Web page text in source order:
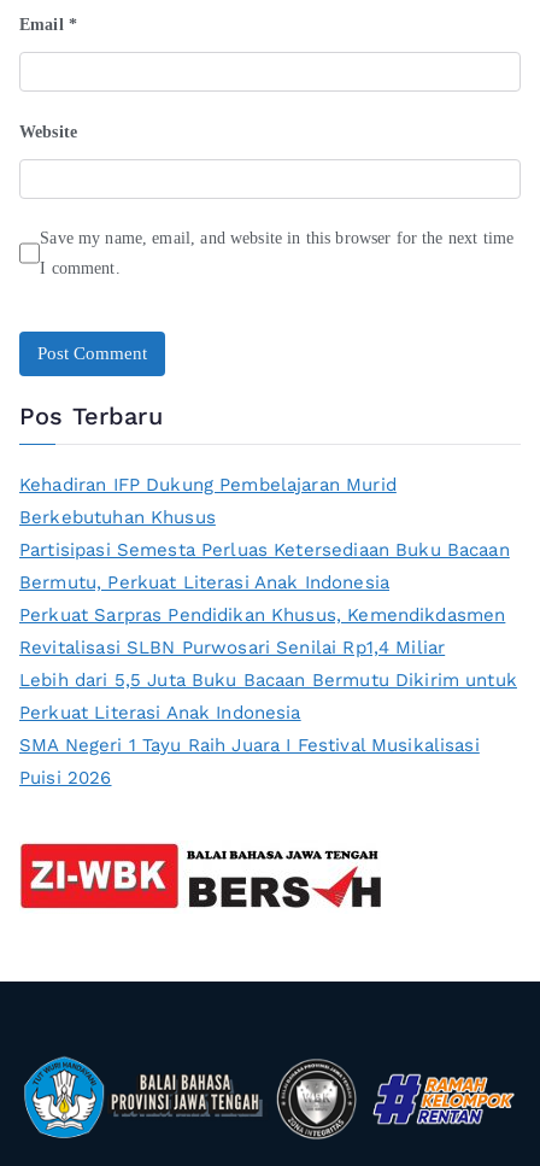
Email *
Website
Save my name, email, and website in this browser for the next time
I comment.
Pos Terbaru
Kehadiran IFP Dukung Pembelajaran Murid
Berkebutuhan Khusus
Partisipasi Semesta Perluas Ketersediaan Buku Bacaan
Bermutu, Perkuat Literasi Anak Indonesia
Perkuat Sarpras Pendidikan Khusus, Kemendikdasmen
Revitalisasi SLBN Purwosari Senilai Rp1,4 Miliar
Lebih dari 5,5 Juta Buku Bacaan Bermutu Dikirim untuk
Perkuat Literasi Anak Indonesia
SMA Negeri 1 Tayu Raih Juara I Festival Musikalisasi
Puisi 2026